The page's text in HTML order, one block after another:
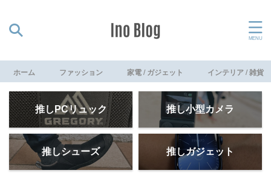
ホーム ファッション 家電 / ガジェット インテリア / 雑貨
推しPCリュック 推し小型カメラ
推しシューズ 推しガジェット